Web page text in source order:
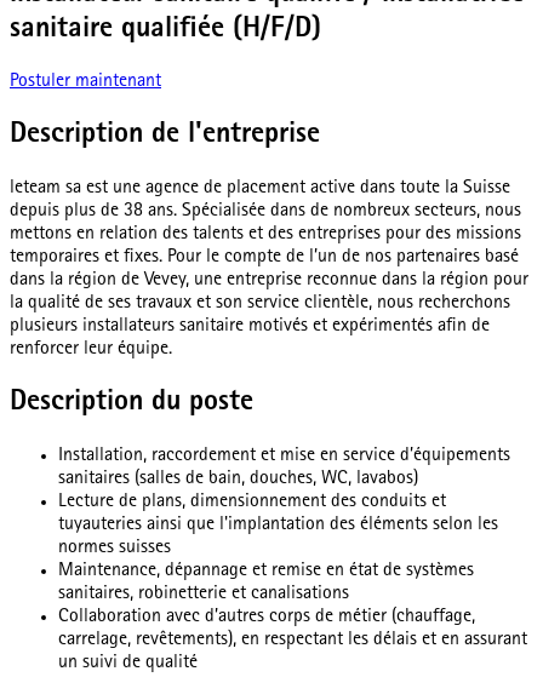
sanitaire qualifiée (H/F/D)
Postuler maintenant
Description de l'entreprise
leteam sa est une agence de placement active dans toute la Suisse
depuis plus de 38 ans. Spécialisée dans de nombreux secteurs, nous
mettons en relation des talents et des entreprises pour des missions
temporaires et fixes. Pour le compte de l’un de nos partenaires basé
dans la région de Vevey, une entreprise reconnue dans la région pour
la qualité de ses travaux et son service clientèle, nous recherchons
plusieurs installateurs sanitaire motivés et expérimentés afin de
renforcer leur équipe.
Description du poste
Installation, raccordement et mise en service d’équipements
sanitaires (salles de bain, douches, WC, lavabos)
Lecture de plans, dimensionnement des conduits et
tuyauteries ainsi que l'implantation des éléments selon les
normes suisses
Maintenance, dépannage et remise en état de systèmes
sanitaires, robinetterie et canalisations
Collaboration avec d’autres corps de métier (chauffage,
carrelage, revêtements), en respectant les délais et en assurant
un suivi de qualité